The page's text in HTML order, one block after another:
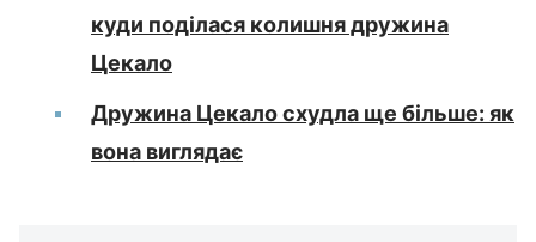
куди поділася колишня дружина
Цекало
Дружина Цекало схудла ще більше: як
вона виглядає